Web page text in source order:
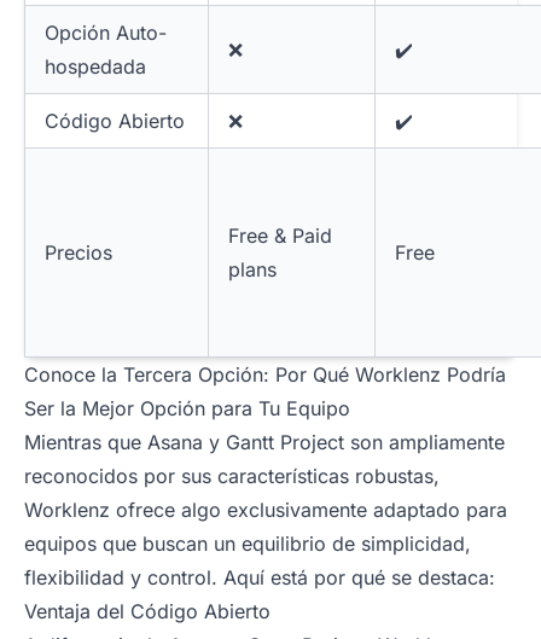
Opción Auto-
hospedada
❌ ✔️
Código Abierto ❌ ✔️
Precios
Free & Paid
plans
Free
Conoce la Tercera Opción: Por Qué Worklenz Podría
Ser la Mejor Opción para Tu Equipo
Mientras que Asana y Gantt Project son ampliamente
reconocidos por sus características robustas,
Worklenz ofrece algo exclusivamente adaptado para
equipos que buscan un equilibrio de simplicidad,
flexibilidad y control. Aquí está por qué se destaca:
Ventaja del Código Abierto